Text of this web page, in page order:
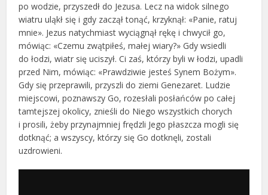
po wodzie, przyszedł do Jezusa. Lecz na widok silnego
wiatru uląkł się i gdy zaczął tonąć, krzyknął: «Panie, ratuj
mnie». Jezus natychmiast wyciągnął rękę i chwycił go,
mówiąc: «Czemu zwątpiłeś, małej wiary?» Gdy wsiedli
do łodzi, wiatr się uciszył. Ci zaś, którzy byli w łodzi, upadli
przed Nim, mówiąc: «Prawdziwie jesteś Synem Bożym».
Gdy się przeprawili, przyszli do ziemi Genezaret. Ludzie
miejscowi, poznawszy Go, rozesłali posłańców po całej
tamtejszej okolicy, znieśli do Niego wszystkich chorych
i prosili, żeby przynajmniej frędzli Jego płaszcza mogli się
dotknąć; a wszyscy, którzy się Go dotknęli, zostali
uzdrowieni.